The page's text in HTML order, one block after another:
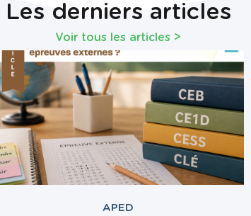
Les derniers articles
Voir tous les articles >
APED